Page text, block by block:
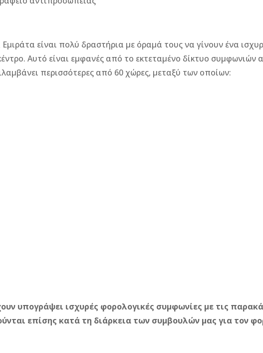
είναι πολύ δραστήρια με όραμά τους να γίνουν ένα
Αυτό είναι εμφανές από το εκτεταμένο δίκτυο συμφωνιών
περισσότερες από 60 χώρες, μεταξύ των οποίων:
υπογράψει ισχυρές φορολογικές συμφωνίες με τις
επίσης κατά τη διάρκεια των συμβουλών μας για τον